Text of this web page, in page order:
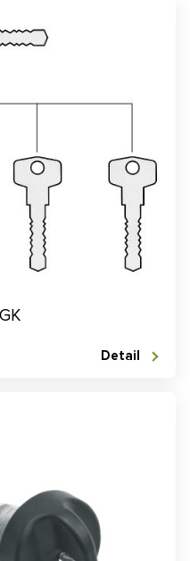
Detail